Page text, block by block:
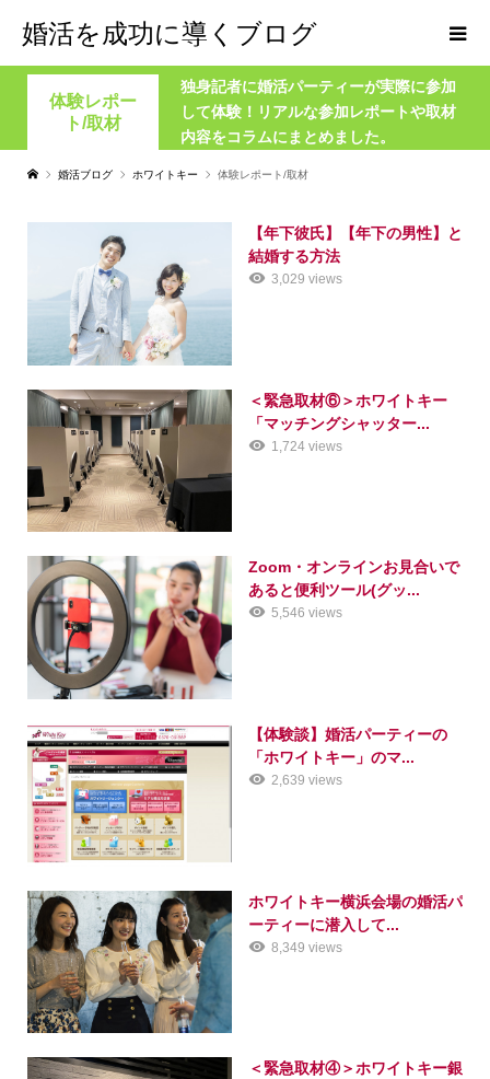
婚活を成功に導くブログ
体験レポー
ト/取材
独身記者に婚活パーティーが実際に参加
して体験！リアルな参加レポートや取材
内容をコラムにまとめました。
婚活ブログ ホワイトキー 体験レポート/取材
【年下彼氏】【年下の男性】と
結婚する方法
3,029 views
＜緊急取材⑥＞ホワイトキー
「マッチングシャッター...
1,724 views
Zoom・オンラインお見合いで
あると便利ツール(グッ...
5,546 views
【体験談】婚活パーティーの
「ホワイトキー」のマ...
2,639 views
ホワイトキー横浜会場の婚活パ
ーティーに潜入して...
8,349 views
＜緊急取材④＞ホワイトキー銀